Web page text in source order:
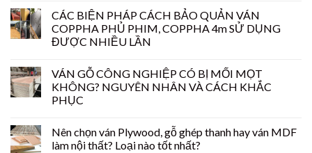
CÁC BIỆN PHÁP CÁCH BẢO QUẢN VÁN
COPPHA PHỦ PHIM, COPPHA 4m SỬ DỤNG
ĐƯỢC NHIỀU LẦN
VÁN GỖ CÔNG NGHIỆP CÓ BỊ MỐI MỌT
KHÔNG? NGUYÊN NHÂN VÀ CÁCH KHẮC
PHỤC
Nên chọn ván Plywood, gỗ ghép thanh hay ván MDF
làm nội thất? Loại nào tốt nhất?